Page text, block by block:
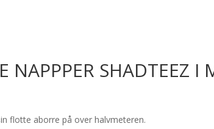
NAPPPER SHADTEEZ I